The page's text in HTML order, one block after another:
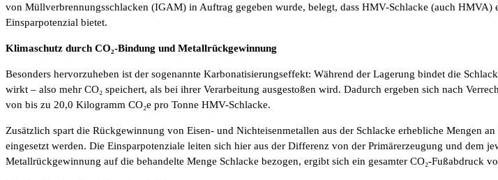
von Müllverbrennungsschlacken (IGAM) in Auftrag gegeben wurde, belegt, dass HMV-Schlacke (auch
Einsparpotenzial bietet.
Klimaschutz durch CO₂-Bindung und Metallrückgewinnung
Besonders hervorzuheben ist der sogenannte Karbonatisierungseffekt: Während der Lagerung bindet die
wirkt – also mehr CO₂ speichert, als bei ihrer Verarbeitung ausgestoßen wird. Dadurch ergeben sich nach
von bis zu 20,0 Kilogramm CO₂e pro Tonne HMV-Schlacke.
Zusätzlich spart die Rückgewinnung von Eisen- und Nichteisenmetallen aus der Schlacke erhebliche Mengen
eingesetzt werden. Die Einsparpotenziale leiten sich hier aus der Differenz von der Primärerzeugung und dem
Metallrückgewinnung auf die behandelte Menge Schlacke bezogen, ergibt sich ein gesamter CO₂-Fußabdruck